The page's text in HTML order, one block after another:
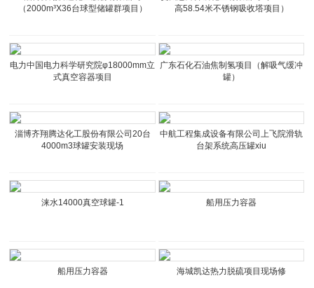
（2000m³X36台球型储罐群项目）
高58.54米不锈钢吸收塔项目）
电力中国电力科学研究院φ18000mm立
式真空容器项目
广东石化石油焦制氢项目（解吸气缓冲
罐）
淄博齐翔腾达化工股份有限公司20台
4000m3球罐安装现场
中航工程集成设备有限公司上飞院滑轨
台架系统高压罐xiu
涞水14000真空球罐-1 船用压力容器
船用压力容器 海城凯达热力脱硫项目现场修